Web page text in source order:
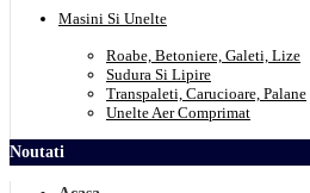
Masini Si Unelte
Roabe, Betoniere, Galeti, Lize
Sudura Si Lipire
Transpaleti, Carucioare, Palane
Unelte Aer Comprimat
Noutati